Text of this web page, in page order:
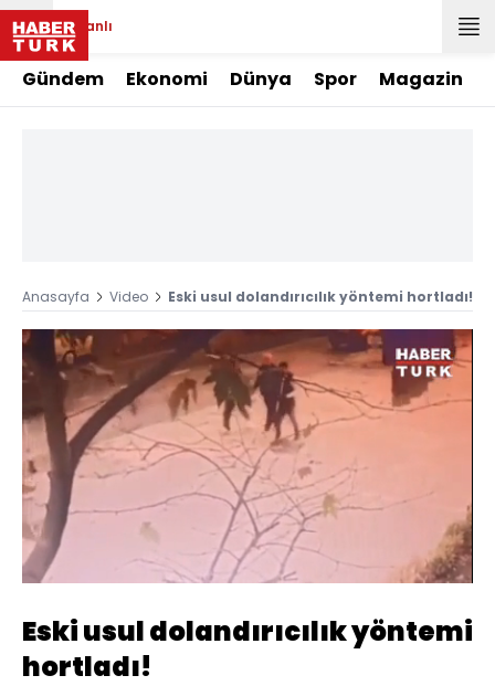
Canlı
Gündem Ekonomi Dünya Spor Magazin
Anasayfa Video Eski usul dolandırıcılık yöntemi hortladı!
Aç
Yüklendi
68.33%
Oynatma
Hızı
Eski usul dolandırıcılık yöntemi
hortladı!